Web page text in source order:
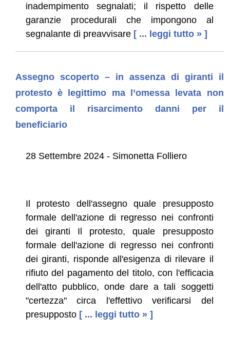
inadempimento segnalati; il rispetto delle
garanzie procedurali che impongono al
segnalante di preavvisare [ ... leggi tutto » ]
Assegno scoperto – in assenza di giranti il
protesto è legittimo ma l’omessa levata non
comporta il risarcimento danni per il
beneficiario
28 Settembre 2024 - Simonetta Folliero
Il protesto dell'assegno quale presupposto
formale dell'azione di regresso nei confronti
dei giranti Il protesto, quale presupposto
formale dell'azione di regresso nei confronti
dei giranti, risponde all'esigenza di rilevare il
rifiuto del pagamento del titolo, con l'efficacia
dell'atto pubblico, onde dare a tali soggetti
"certezza" circa l'effettivo verificarsi del
presupposto [ ... leggi tutto » ]